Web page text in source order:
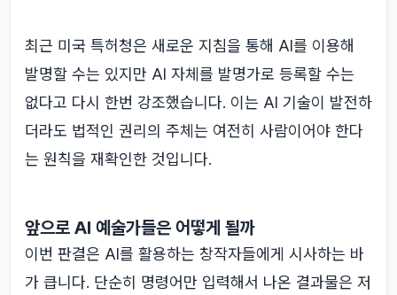
최근 미국 특허청은 새로운 지침을 통해 AI를 이용해
발명할 수는 있지만 AI 자체를 발명가로 등록할 수는
없다고 다시 한번 강조했습니다. 이는 AI 기술이 발전하
더라도 법적인 권리의 주체는 여전히 사람이어야 한다
는 원칙을 재확인한 것입니다.
앞으로 AI 예술가들은 어떻게 될까
이번 판결은 AI를 활용하는 창작자들에게 시사하는 바
가 큽니다. 단순히 명령어만 입력해서 나온 결과물은 저